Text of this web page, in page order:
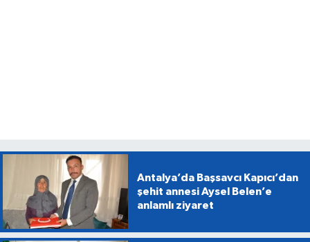
Antalya’da Başsavcı Kapıcı’dan
şehit annesi Aysel Belen’e
anlamlı ziyaret